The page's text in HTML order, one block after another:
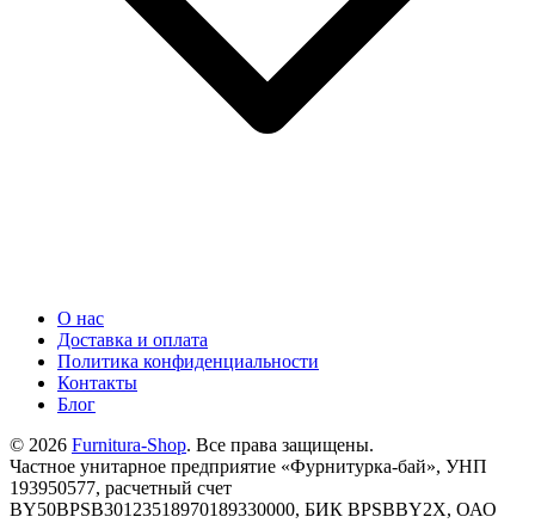
О нас
Доставка и оплата
Политика конфиденциальности
Контакты
Блог
© 2026 Furnitura-Shop. Все права защищены.
Частное унитарное предприятие «Фурнитурка-бай», УНП
193950577, расчетный счет
BY50BPSB30123518970189330000, БИК BPSBBY2X, ОАО